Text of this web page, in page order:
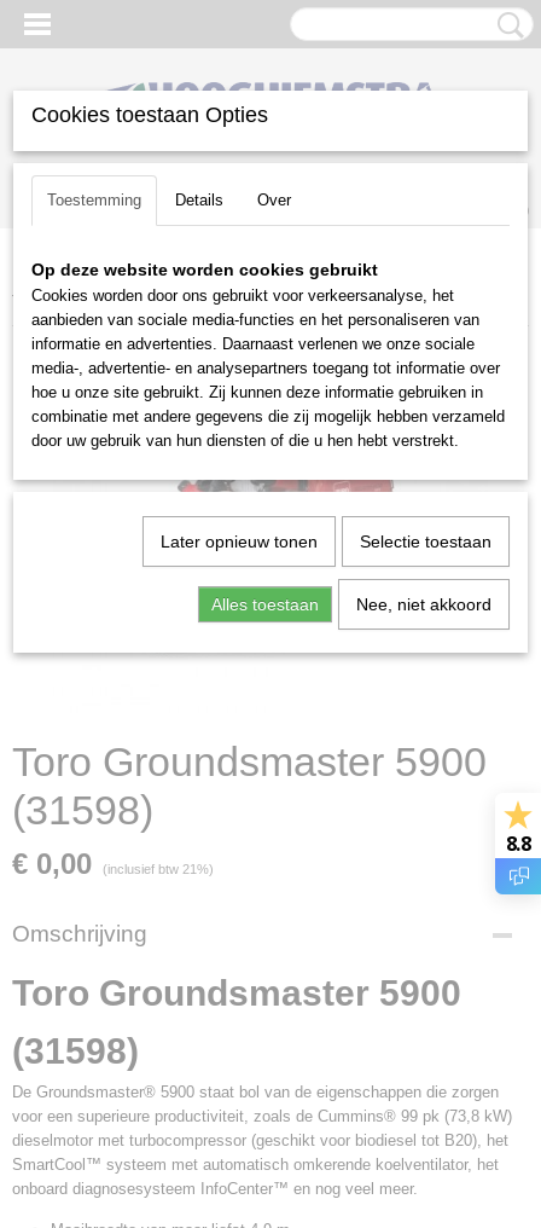
Inloggen Registreren
(0)
Home >Gazononderhoud>Zitmaaiers>Frontmaaiers
Toro Groundsmaster 5900 (31598)
Toro Groundsmaster 5900
(31598)
€ 0,00 (inclusief btw 21%)
Omschrijving
Toro Groundsmaster 5900
(31598)
De Groundsmaster® 5900 staat bol van de eigenschappen die zorgen
voor een superieure productiviteit, zoals de Cummins® 99 pk (73,8 kW)
dieselmotor met turbocompressor (geschikt voor biodiesel tot B20), het
SmartCool™ systeem met automatisch omkerende koelventilator, het
onboard diagnosesysteem InfoCenter™ en nog veel meer.
8.8
Cookies toestaan Opties
Toestemming Details Over
Op deze website worden cookies gebruikt
Cookies worden door ons gebruikt voor verkeersanalyse, het
aanbieden van sociale media-functies en het personaliseren van
informatie en advertenties. Daarnaast verlenen we onze sociale
media-, advertentie- en analysepartners toegang tot informatie over
hoe u onze site gebruikt. Zij kunnen deze informatie gebruiken in
combinatie met andere gegevens die zij mogelijk hebben verzameld
door uw gebruik van hun diensten of die u hen hebt verstrekt.
Later opnieuw tonen Selectie toestaan
Alles toestaan Nee, niet akkoord